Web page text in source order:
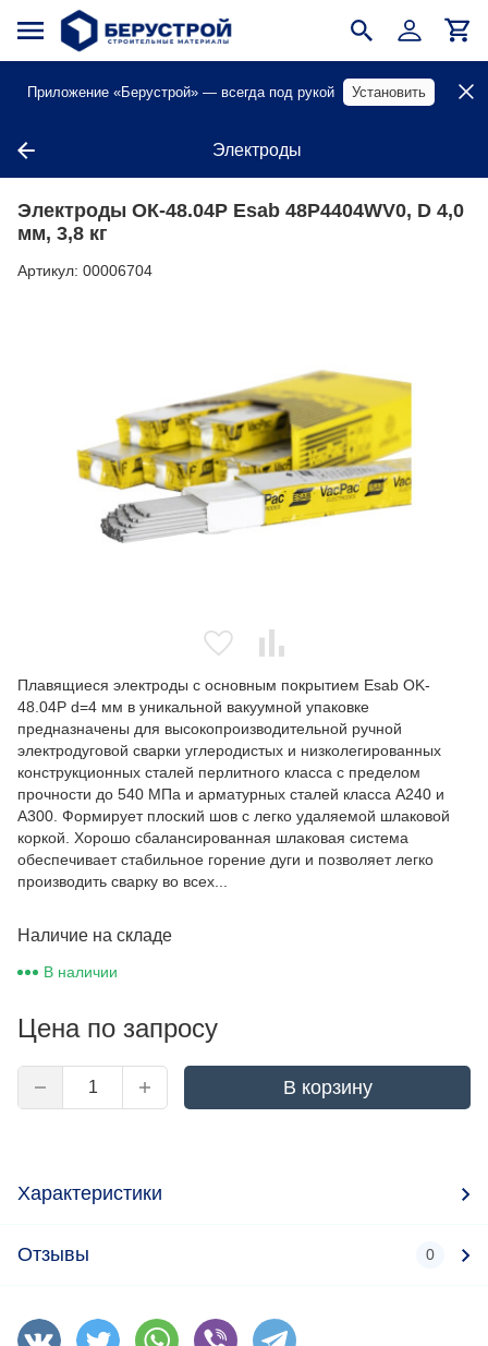
Приложение «Берустрой» — всегда под рукой Установить
Электроды
Электроды ОК-48.04Р Esab 48P4404WV0, D 4,0
мм, 3,8 кг
Артикул: 00006704
Плавящиеся электроды с основным покрытием Esab OK-
48.04P d=4 мм в уникальной вакуумной упаковке
предназначены для высокопроизводительной ручной
электродуговой сварки углеродистых и низколегированных
конструкционных сталей перлитного класса с пределом
прочности до 540 МПа и арматурных сталей класса А240 и
А300. Формирует плоский шов с легко удаляемой шлаковой
коркой. Хорошо сбалансированная шлаковая система
обеспечивает стабильное горение дуги и позволяет легко
производить сварку во всех...
Наличие на складе
В наличии
Цена по запросу
В корзину
Характеристики
Отзывы 0